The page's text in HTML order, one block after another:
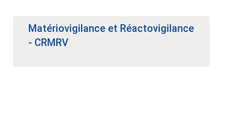
Matériovigilance et Réactovigilance
- CRMRV